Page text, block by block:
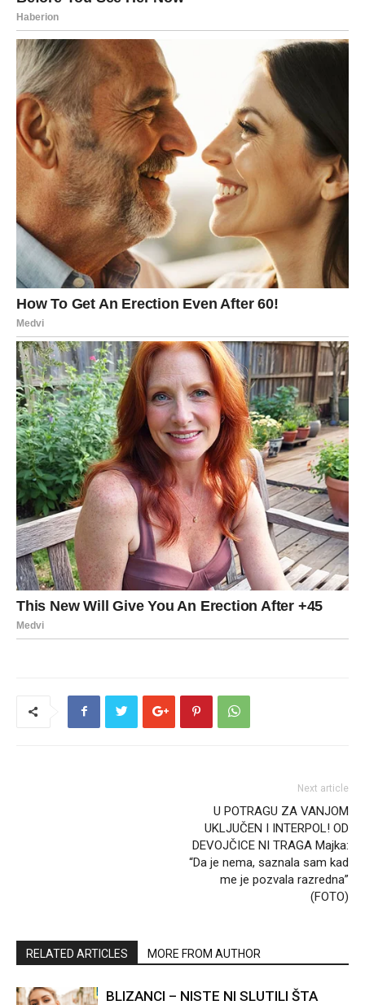
Next article
U POTRAGU ZA VANJOM
UKLJUČEN I INTERPOL! OD
DEVOJČICE NI TRAGA Majka:
“Da je nema, saznala sam kad
me je pozvala razredna”
(FOTO)
RELATED ARTICLES MORE FROM AUTHOR
BLIZANCI – NISTE NI SLUTILI ŠTA